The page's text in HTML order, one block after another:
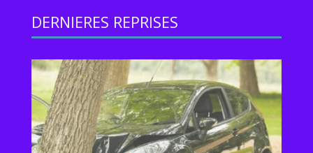
DERNIERES REPRISES